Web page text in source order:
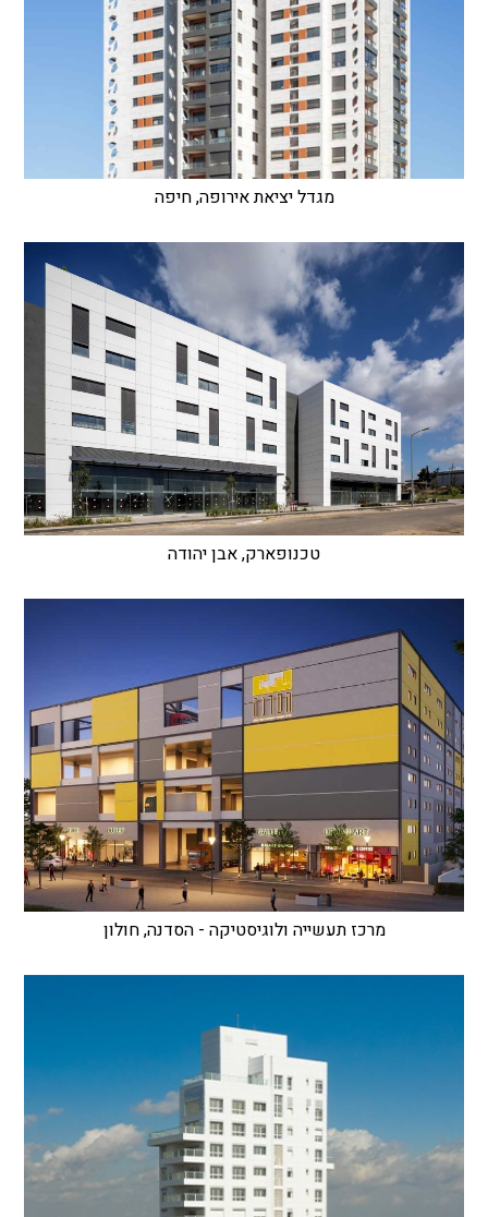
מגדל יציאת אירופה, חיפה
טכנופארק, אבן יהודה
מרכז תעשייה ולוגיסטיקה - הסדנה, חולון